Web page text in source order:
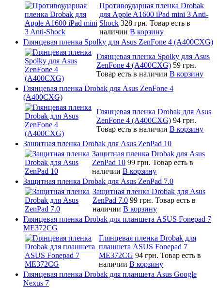
Противоударная пленка Drobak
для Apple A1600 iPad mini 3 Anti-
Shock 328 грн. Товар есть в
наличии В корзину
Глянцевая пленка Spolky для Asus ZenFone 4 (A400CXG)
Глянцевая пленка Spolky для Asus
ZenFone 4 (A400CXG) 59 грн.
Товар есть в наличии В корзину
Глянцевая пленка Drobak для Asus ZenFone 4
(A400CXG)
Глянцевая пленка Drobak для Asus
ZenFone 4 (A400CXG) 94 грн.
Товар есть в наличии В корзину
Защитная пленка Drobak для Asus ZenPad 10
Защитная пленка Drobak для Asus
ZenPad 10 99 грн. Товар есть в
наличии В корзину
Защитная пленка Drobak для Asus ZenPad 7.0
Защитная пленка Drobak для Asus
ZenPad 7.0 99 грн. Товар есть в
наличии В корзину
Глянцевая пленка Drobak для планшета ASUS Fonepad 7
ME372CG
Глянцевая пленка Drobak для
планшета ASUS Fonepad 7
ME372CG 94 грн. Товар есть в
наличии В корзину
Глянцевая пленка Drobak для планшета Asus Google
Nexus 7